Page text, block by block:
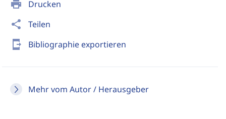
print Drucken
share Teilen
send_to_mobile Bibliographie exportieren
Mehr vom Autor / Herausgeber